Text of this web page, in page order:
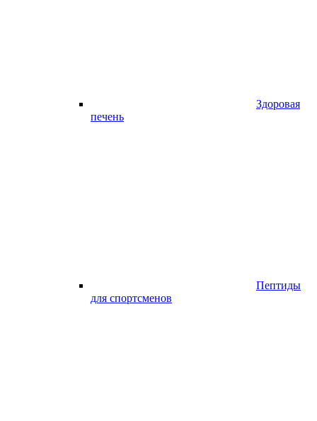
Здоровая
печень
Пептиды
для спортсменов